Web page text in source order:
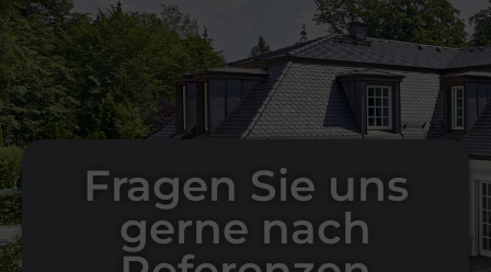
Fragen Sie uns
gerne nach